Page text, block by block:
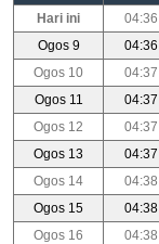
Hari ini
04:36
Ogos 9
04:36
Ogos 10
04:37
Ogos 11
04:37
Ogos 12
04:37
Ogos 13
04:37
Ogos 14
04:38
Ogos 15
04:38
Ogos 16
04:38